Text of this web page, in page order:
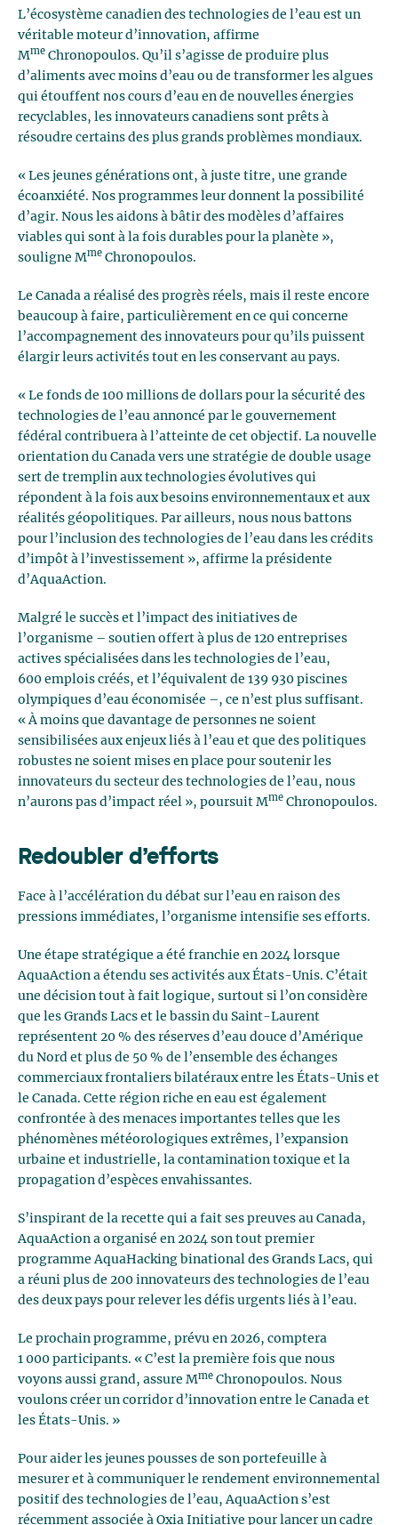
L’écosystème canadien des technologies de l’eau est un
véritable moteur d’innovation, affirme
Mme Chronopoulos. Qu’il s’agisse de produire plus
d’aliments avec moins d’eau ou de transformer les algues
qui étouffent nos cours d’eau en de nouvelles énergies
recyclables, les innovateurs canadiens sont prêts à
résoudre certains des plus grands problèmes mondiaux.
« Les jeunes générations ont, à juste titre, une grande
écoanxiété. Nos programmes leur donnent la possibilité
d’agir. Nous les aidons à bâtir des modèles d’affaires
viables qui sont à la fois durables pour la planète »,
souligne Mme Chronopoulos.
Le Canada a réalisé des progrès réels, mais il reste encore
beaucoup à faire, particulièrement en ce qui concerne
l’accompagnement des innovateurs pour qu’ils puissent
élargir leurs activités tout en les conservant au pays.
« Le fonds de 100 millions de dollars pour la sécurité des
technologies de l’eau annoncé par le gouvernement
fédéral contribuera à l’atteinte de cet objectif. La nouvelle
orientation du Canada vers une stratégie de double usage
sert de tremplin aux technologies évolutives qui
répondent à la fois aux besoins environnementaux et aux
réalités géopolitiques. Par ailleurs, nous nous battons
pour l’inclusion des technologies de l’eau dans les crédits
d’impôt à l’investissement », affirme la présidente
d’AquaAction.
Malgré le succès et l’impact des initiatives de
l’organisme – soutien offert à plus de 120 entreprises
actives spécialisées dans les technologies de l’eau,
600 emplois créés, et l’équivalent de 139 930 piscines
olympiques d’eau économisée –, ce n’est plus suffisant.
« À moins que davantage de personnes ne soient
sensibilisées aux enjeux liés à l’eau et que des politiques
robustes ne soient mises en place pour soutenir les
innovateurs du secteur des technologies de l’eau, nous
n’aurons pas d’impact réel », poursuit Mme Chronopoulos.
Redoubler d’efforts
Face à l’accélération du débat sur l’eau en raison des
pressions immédiates, l’organisme intensifie ses efforts.
Une étape stratégique a été franchie en 2024 lorsque
AquaAction a étendu ses activités aux États-Unis. C’était
une décision tout à fait logique, surtout si l’on considère
que les Grands Lacs et le bassin du Saint-Laurent
représentent 20 % des réserves d’eau douce d’Amérique
du Nord et plus de 50 % de l’ensemble des échanges
commerciaux frontaliers bilatéraux entre les États-Unis et
le Canada. Cette région riche en eau est également
confrontée à des menaces importantes telles que les
phénomènes météorologiques extrêmes, l’expansion
urbaine et industrielle, la contamination toxique et la
propagation d’espèces envahissantes.
S’inspirant de la recette qui a fait ses preuves au Canada,
AquaAction a organisé en 2024 son tout premier
programme AquaHacking binational des Grands Lacs, qui
a réuni plus de 200 innovateurs des technologies de l’eau
des deux pays pour relever les défis urgents liés à l’eau.
Le prochain programme, prévu en 2026, comptera
1 000 participants. « C’est la première fois que nous
voyons aussi grand, assure Mme Chronopoulos. Nous
voulons créer un corridor d’innovation entre le Canada et
les États-Unis. »
Pour aider les jeunes pousses de son portefeuille à
mesurer et à communiquer le rendement environnemental
positif des technologies de l’eau, AquaAction s’est
récemment associée à Oxia Initiative pour lancer un cadre